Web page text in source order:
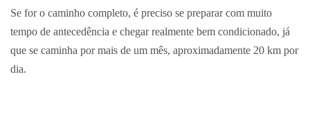
Se for o caminho completo, é preciso se preparar com muito
tempo de antecedência e chegar realmente bem condicionado, já
que se caminha por mais de um mês, aproximadamente 20 km por
dia.